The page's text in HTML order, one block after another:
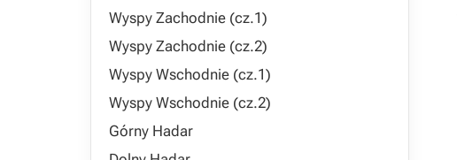
Wyspy Zachodnie (cz.1)
Wyspy Zachodnie (cz.2)
Wyspy Wschodnie (cz.1)
Wyspy Wschodnie (cz.2)
Górny Hadar